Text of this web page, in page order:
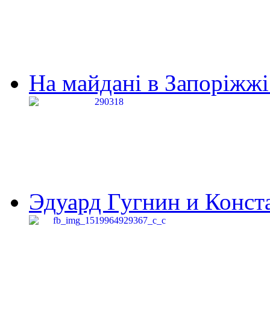
На майдані в
Эдуард Гугнин и